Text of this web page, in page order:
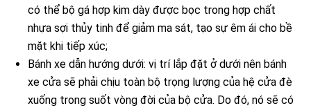
có thể bộ gá hợp kim dày được bọc trong hợp chất
nhựa sợi thủy tinh để giảm ma sát, tạo sự êm ái cho bề
mặt khi tiếp xúc;
Bánh xe dẫn hướng dưới: vị trí lắp đặt ở dưới nên bánh
xe cửa sẽ phải chịu toàn bộ trọng lượng của hệ cửa đè
xuống trong suốt vòng đời của bộ cửa. Do đó, nó sẽ có